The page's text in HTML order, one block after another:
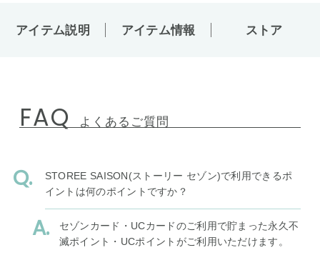
アイテム説明 アイテム情報 ストア
FAQ よくあるご質問
STOREE SAISON(ストーリー セゾン)で利用できるポ
イントは何のポイントですか？
セゾンカード・UCカードのご利用で貯まった永久不
滅ポイント・UCポイントがご利用いただけます。